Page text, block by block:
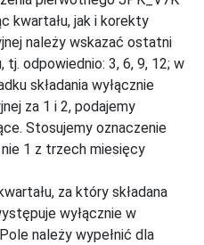
kwartału, jak i korekty
należy wskazać ostatni
tj. odpowiednio: 3, 6, 9, 12; w
składania wyłącznie
za 1 i 2, podajemy
Stosujemy oznaczenie
1 z trzech miesięcy
za który składana
wyłącznie w
należy wypełnić dla